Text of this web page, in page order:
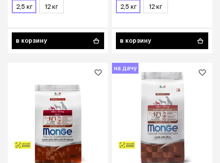
расстройствам
2,5 кг 12 кг
в корзину
2,5 кг 12 кг
в корзину
на дачу